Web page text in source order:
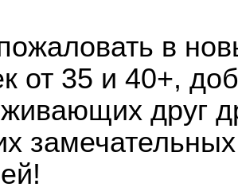
в
от 35 и 40+,
друг